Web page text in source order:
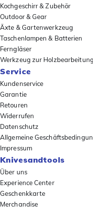
Kochgeschirr & Zubehör
Outdoor & Gear
Äxte & Gartenwerkzeug
Taschenlampen & Batterien
Ferngläser
Werkzeug zur Holzbearbeitung
Service
Kundenservice
Garantie
Retouren
Widerrufen
Datenschutz
Allgemeine
Impressum
Knivesandtools
Über uns
Experience Center
Geschenkkarte
Merchandise